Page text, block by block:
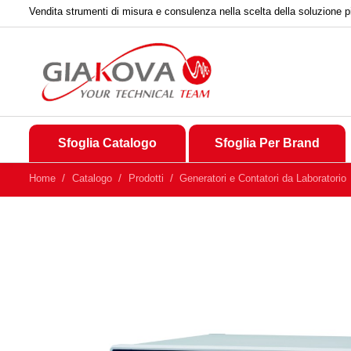
Vendita strumenti di misura e consulenza nella scelta della soluzione
Sfoglia Catalogo Sfoglia Per Brand
Home Catalogo Prodotti Generatori e Contatori da Laboratorio